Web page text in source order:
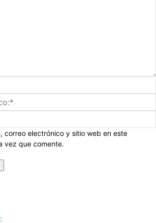
correo electrónico y sitio web en este
vez que comente.